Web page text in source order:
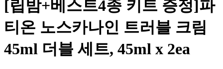
[립밤+베스트4종 키트 증정]파
티온 노스카나인 트러블 크림
45ml 더블 세트, 45ml x 2ea